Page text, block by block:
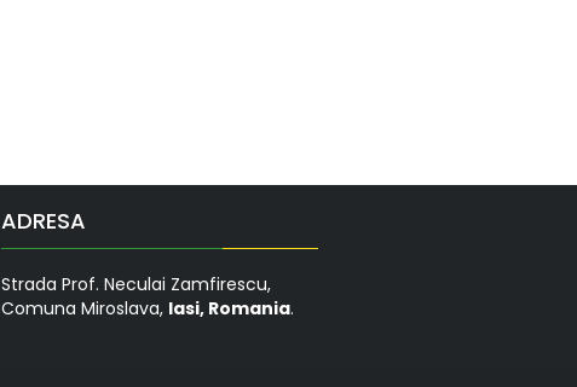
ADRESA
Strada Prof. Neculai Zamfirescu,
Comuna Miroslava, Iasi, Romania.